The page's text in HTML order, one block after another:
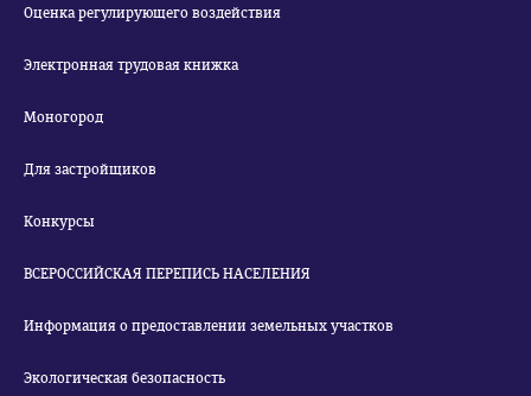
Оценка регулирующего воздействия
Электронная трудовая книжка
Моногород
Для застройщиков
Конкурсы
ВСЕРОССИЙСКАЯ ПЕРЕПИСЬ НАСЕЛЕНИЯ
Информация о предоставлении земельных участков
Экологическая безопасность